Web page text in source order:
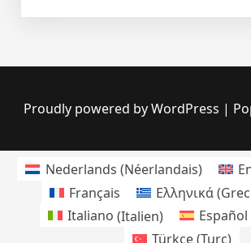
Proudly powered by WordPress |
Nederlands (Néerlandais)
Français
Ελληνικά(
Italiano (Italien) Español
Türkçe(Turc)